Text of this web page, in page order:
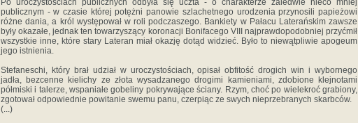
Po uroczystościach publicznych odbyła się uczta - o charakterze zaledwie nieco mniej
publicznym - w czasie której potężni panowie szlachetnego urodzenia przynosili papieżowi
różne dania, a król występował w roli podczaszego. Bankiety w Pałacu Laterańskim zawsze
były okazałe, jednak ten towarzyszący koronacji Bonifacego VIII najprawdopodobniej przyćmił
wszystkie inne, które stary Lateran miał okazję dotąd widzieć. Było to niewątpliwie apogeum
jego istnienia.
Stefaneschi, który brał udział w uroczystościach, opisał obfitość drogich win i wybornego
jadła, bezcenne kielichy ze złota wysadzanego drogimi kamieniami, zdobione klejnotami
półmiski i talerze, wspaniałe gobeliny pokrywające ściany. Rzym, choć po wielekroć grabiony,
zgotował odpowiednie powitanie swemu panu, czerpiąc ze swych nieprzebranych skarbców.
(...)